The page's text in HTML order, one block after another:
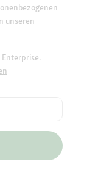
unseren